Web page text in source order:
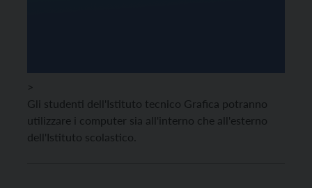
>
Gli studenti dell'Istituto tecnico Grafica potranno
utilizzare i computer sia all'interno che all'esterno
dell'Istituto scolastico.